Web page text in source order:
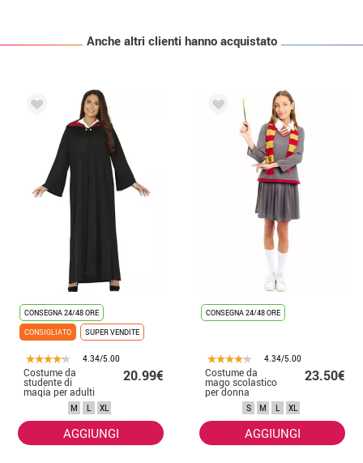
Anche altri clienti hanno acquistato
CONSEGNA 24/48 ORE
CONSIGLIATO
SUPER VENDITE
4.34/5.00
Costume da
studente di
magia per adulti
20.99€
M L XL
AGGIUNGI
CONSEGNA 24/48 ORE
4.34/5.00
Costume da
mago scolastico
per donna
23.50€
S M L XL
AGGIUNGI